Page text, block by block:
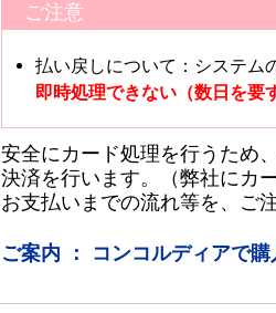
ご注意
払い戻しについて：システム
即時処理できない（数日を要
安全にカード処理を行うため
決済を行います。（弊社にカ
お支払いまでの流れ等を、ご
ご案内 ： コンコルディアで購